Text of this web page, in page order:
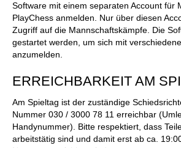
Software mit einem separaten Account für
PlayChess anmelden. Nur über diesen
Zugriff auf die Mannschaftskämpfe. Die
gestartet werden, um sich mit
anzumelden.
ERREICHBARKEIT AM
Am Spieltag ist der zuständige
Nummer 030 / 3000 78 11 erreichbar
Handynummer). Bitte respektiert, dass
arbeitstätig sind und damit erst ab ca.